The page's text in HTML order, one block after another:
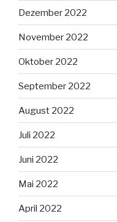
Dezember 2022
November 2022
Oktober 2022
September 2022
August 2022
Juli 2022
Juni 2022
Mai 2022
April 2022